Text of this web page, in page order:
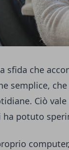
sfida che
semplice, che
Ciò
potuto